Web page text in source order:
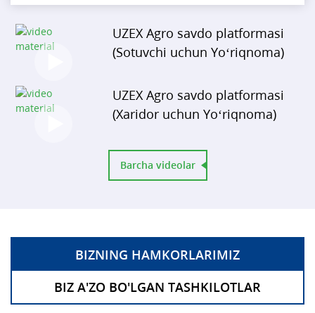
UZEX Agro savdo platformasi
(Sotuvchi uchun Yo‘riqnoma)
UZEX Agro savdo platformasi
(Xaridor uchun Yo‘riqnoma)
Barcha videolar
BIZNING HAMKORLARIMIZ
BIZ A'ZO BO'LGAN TASHKILOTLAR